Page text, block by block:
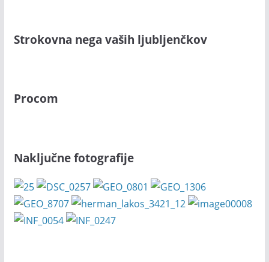
Strokovna nega vaših ljubljenčkov
Procom
Naključne fotografije